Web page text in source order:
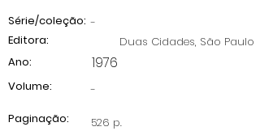
Série/coleção: -
Duas Cidades, São Paulo
Editora:
1976
Ano:
Volume:
-
Paginação:
526 p.